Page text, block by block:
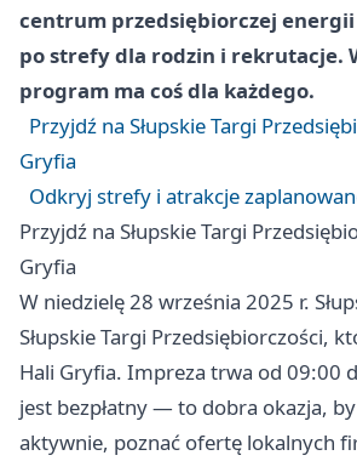
centrum przedsiębiorczej
po strefy dla rodzin i rekrutacje.
program ma coś dla każdego.
Przyjdź na Słupskie Targi
Gryfia
Odkryj strefy i atrakcje
Przyjdź na Słupskie Targi
Gryfia
W niedzielę 28 września 2025 r.
Słupskie Targi Przedsiębiorczości,
Hali Gryfia. Impreza trwa od 09:00
jest bezpłatny — to dobra okazja,
aktywnie, poznać ofertę lokalnych